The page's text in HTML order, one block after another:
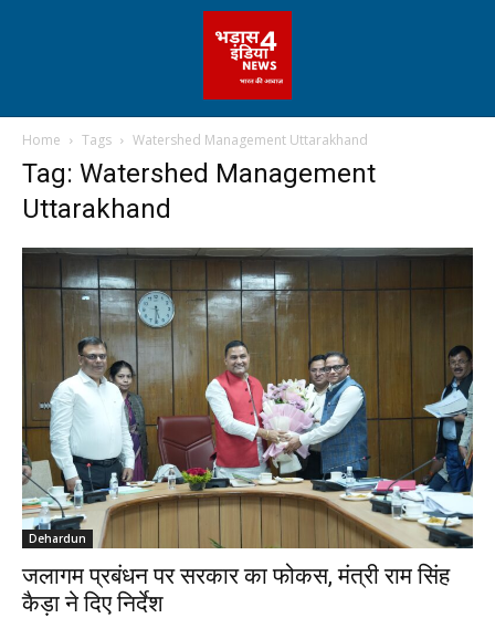
Home Tags Watershed Management Uttarakhand
Tag: Watershed Management
Uttarakhand
Dehardun
जलागम प्रबंधन पर सरकार का फोकस, मंत्री राम सिंह
कैड़ा ने दिए निर्देश